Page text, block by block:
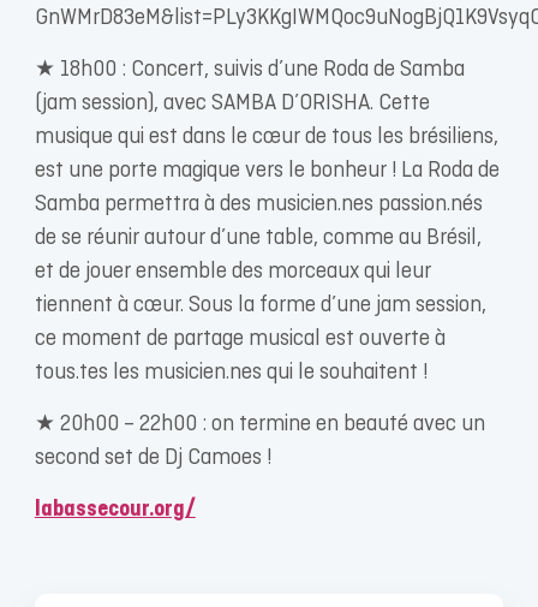
★ 18h00 : Concert, suivis d’une Roda de Samba
(jam session), avec SAMBA D’ORISHA. Cette
musique qui est dans le cœur de tous les brésiliens,
est une porte magique vers le bonheur ! La Roda de
Samba permettra à des musicien.nes passion.nés
de se réunir autour d’une table, comme au Brésil,
et de jouer ensemble des morceaux qui leur
tiennent à cœur. Sous la forme d’une jam session,
ce moment de partage musical est ouverte à
tous.tes les musicien.nes qui le souhaitent !
★ 20h00 – 22h00 : on termine en beauté avec un
second set de Dj Camoes !
labassecour.org/